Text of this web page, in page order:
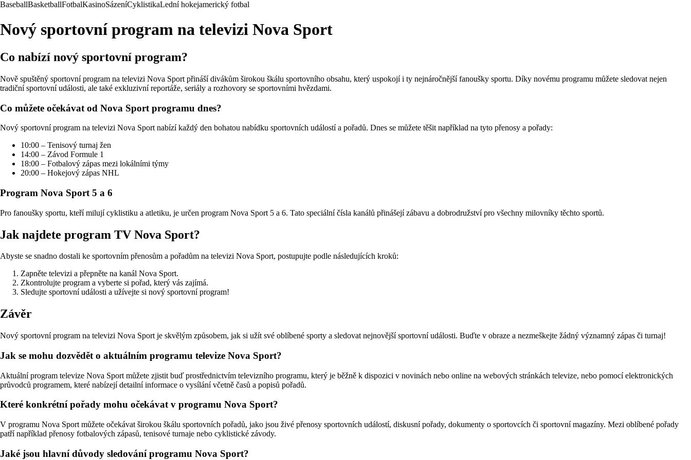
BaseballBasketballFotbalKasinoSázeníCyklistikaLední hokejamerický fotbal
Nový sportovní program na televizi Nova Sport
Co nabízí nový sportovní program?
Nově spuštěný sportovní program na televizi Nova Sport přináší divákům širokou škálu sportovního obsahu, který uspokojí i ty nejnáročnější fanoušky sportu. Díky novému programu můžete sledovat nejen
tradiční sportovní události, ale také exkluzivní reportáže, seriály a rozhovory se sportovními hvězdami.
Co můžete očekávat od Nova Sport programu dnes?
Nový sportovní program na televizi Nova Sport nabízí každý den bohatou nabídku sportovních událostí a pořadů. Dnes se můžete těšit například na tyto přenosy a pořady:
10:00 – Tenisový turnaj žen
14:00 – Závod Formule 1
18:00 – Fotbalový zápas mezi lokálními týmy
20:00 – Hokejový zápas NHL
Program Nova Sport 5 a 6
Pro fanoušky sportu, kteří milují cyklistiku a atletiku, je určen program Nova Sport 5 a 6. Tato speciální čísla kanálů přinášejí zábavu a dobrodružství pro všechny milovníky těchto sportů.
Jak najdete program TV Nova Sport?
Abyste se snadno dostali ke sportovním přenosům a pořadům na televizi Nova Sport, postupujte podle následujících kroků:
Zapněte televizi a přepněte na kanál Nova Sport.
Zkontrolujte program a vyberte si pořad, který vás zajímá.
Sledujte sportovní události a užívejte si nový sportovní program!
Závěr
Nový sportovní program na televizi Nova Sport je skvělým způsobem, jak si užít své oblíbené sporty a sledovat nejnovější sportovní události. Buďte v obraze a nezmeškejte žádný významný zápas či turnaj!
Jak se mohu dozvědět o aktuálním programu televize Nova Sport?
Aktuální program televize Nova Sport můžete zjistit buď prostřednictvím televizního programu, který je běžně k dispozici v novinách nebo online na webových stránkách televize, nebo pomocí elektronických
průvodců programem, které nabízejí detailní informace o vysílání včetně časů a popisů pořadů.
Které konkrétní pořady mohu očekávat v programu Nova Sport?
V programu Nova Sport můžete očekávat širokou škálu sportovních pořadů, jako jsou živé přenosy sportovních událostí, diskusní pořady, dokumenty o sportovcích či sportovní magazíny. Mezi oblíbené pořady
patří například přenosy fotbalových zápasů, tenisové turnaje nebo cyklistické závody.
Jaké jsou hlavní důvody sledování programu Nova Sport?